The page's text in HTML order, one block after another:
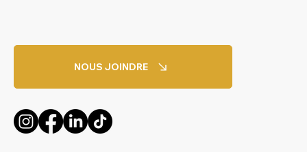
NOUS JOINDRE